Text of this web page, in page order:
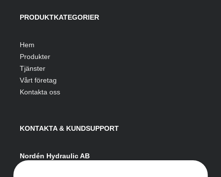
PRODUKTKATEGORIER
Hem
Produkter
Tjänster
Vårt företag
Kontakta oss
KONTAKTA & KUNDSUPPORT
Nordén Hydraulic AB